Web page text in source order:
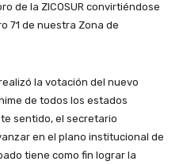
de la ZICOSUR convirtiéndose
71 de nuestra Zona de
la votación del nuevo
de todos los estados
sentido, el secretario
en el plano institucional de
tiene como fin lograr la